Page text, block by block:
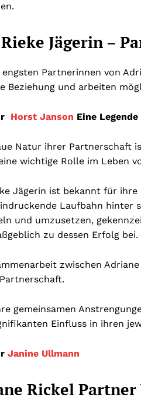
Jägerin –
engsten Partnerinnen von
Beziehung und arbeiten
Horst Janson Eine
Natur ihrer Partnerschaft
wichtige Rolle im Leben
Jägerin ist bekannt für
Laufbahn hinter
und umzusetzen,
zu dessen Erfolg bei.
zwischen
gemeinsamen
Einfluss in ihren
Janine Ullmann
Rickel